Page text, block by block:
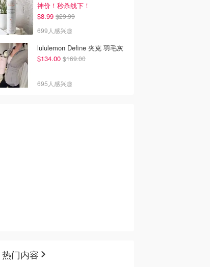
神价！秒杀线下！
$8.99 $29.99
699人感兴趣
lululemon Define 夹克 羽毛灰
$134.00 $169.00
695人感兴趣
热门内容